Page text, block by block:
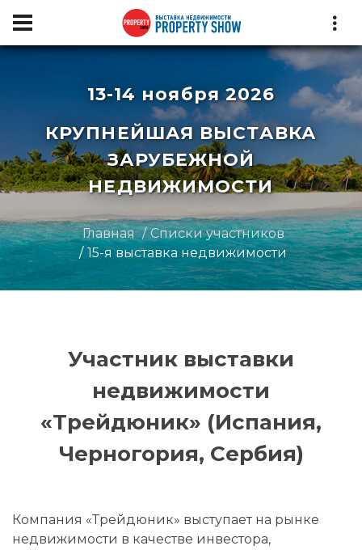
13-14 ноября 2026
КРУПНЕЙШАЯ ВЫСТАВКА
ЗАРУБЕЖНОЙ
НЕДВИЖИМОСТИ
Главная
Списки участников
15-я выставка недвижимости
Участник выставки
недвижимости
«Трейдюник» (Испания,
Черногория, Сербия)
Компания «Трейдюник» выступает на рынке
недвижимости в качестве инвестора,